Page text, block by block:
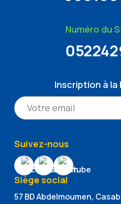
Numéro du
Inscription à la
Suivez-nous
Siège social
57 BD Abdelmoumen,